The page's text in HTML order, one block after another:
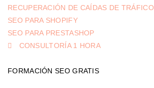
RECUPERACIÓN DE CAÍDAS DE TRÁFICO
SEO PARA SHOPIFY
SEO PARA PRESTASHOP
CONSULTORÍA 1 HORA
FORMACIÓN SEO GRATIS